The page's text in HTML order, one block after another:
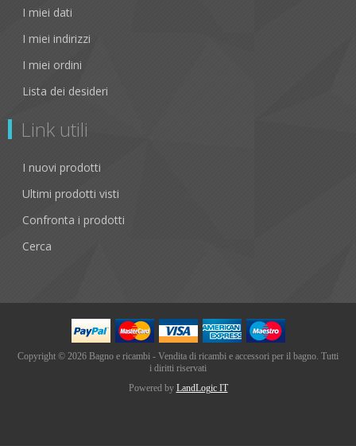
I miei dati
I miei indirizzi
I miei ordini
Lista dei desideri
Link utili
I nuovi prodotti
Ultimi prodotti visti
Confronta i prodotti
Cerca
Copyright © 2026 Bagno e ricambi - Vendita di ricambi e accessori per il bagno. Tutti
i diritti riservati
Powered by LandLogic IT